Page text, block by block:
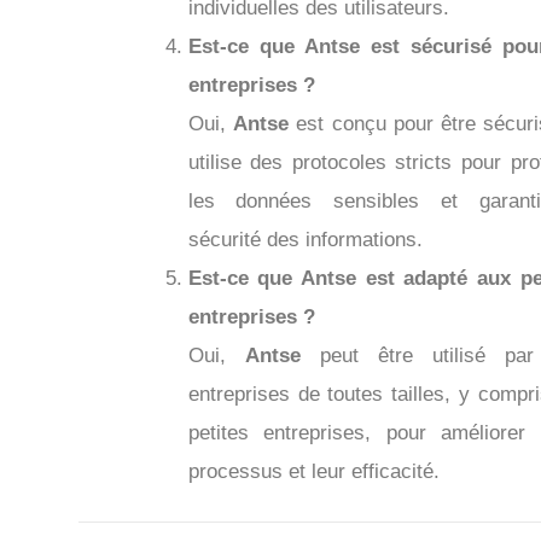
individuelles des utilisateurs.
Est-ce que Antse est sécurisé
entreprises ?
Oui, Antseest conçu pour être
utilise des protocoles stricts pour
les données sensibles et
sécurité des informations.
Est-ce que Antse est adapté aux
entreprises ?
Oui, Antsepeut être utilisé par
entreprises de toutes tailles, y
petites entreprises, pour améliorer
processus et leur efficacité.